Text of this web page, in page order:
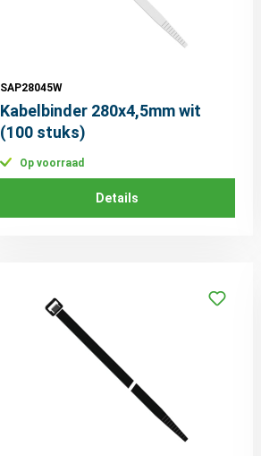
SAP28045W
Kabelbinder 280x4,5mm wit
(100 stuks)
Op voorraad
Details